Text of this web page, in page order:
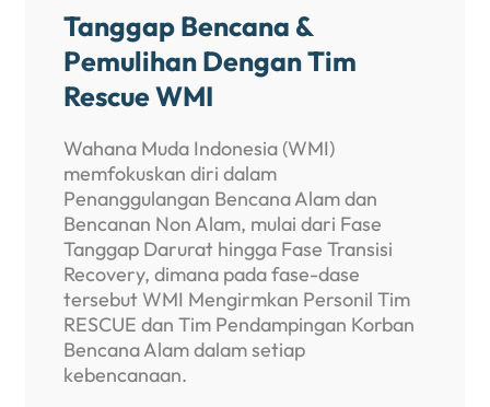
Tanggap Bencana &
Pemulihan Dengan Tim
Rescue WMI
Wahana Muda Indonesia (WMI)
memfokuskan diri dalam
Penanggulangan Bencana Alam dan
Bencanan Non Alam, mulai dari Fase
Tanggap Darurat hingga Fase Transisi
Recovery, dimana pada fase-dase
tersebut WMI Mengirmkan Personil Tim
RESCUE dan Tim Pendampingan Korban
Bencana Alam dalam setiap
kebencanaan.